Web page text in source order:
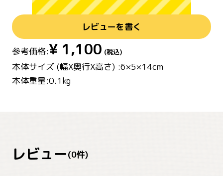
レビューを書く
参考価格:¥ 1,100 (税込)
本体サイズ (幅X奥行X高さ) :6×5×14cm
本体重量:0.1kg
レビュー(0件)